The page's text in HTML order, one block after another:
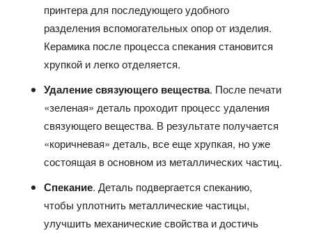
принтера для последующего удобного
разделения вспомогательных опор от изделия.
Керамика после процесса спекания становится
хрупкой и легко отделяется.
Удаление связующего вещества. После печати
«зеленая» деталь проходит процесс удаления
связующего вещества. В результате получается
«коричневая» деталь, все еще хрупкая, но уже
состоящая в основном из металлических частиц.
Спекание. Деталь подвергается спеканию,
чтобы уплотнить металлические частицы,
улучшить механические свойства и достичь